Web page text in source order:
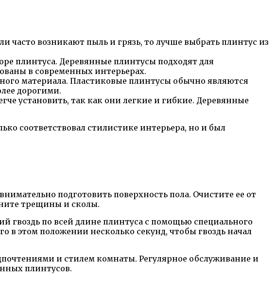
часто возникают пыль и грязь, то лучше выбрать плинтус из
плинтуса. Деревянные плинтусы подходят для
в современных интерьерах.
материала. Пластиковые плинтусы обычно являются
дорогими.
установить, так как они легкие и гибкие. Деревянные
соответствовал стилистике интерьера, но и был
подготовить поверхность пола. Очистите ее от
трещины и сколы.
гвоздь по всей длине плинтуса с помощью специального
в этом положении несколько секунд, чтобы гвоздь начал
и стилем комнаты. Регулярное обслуживание и
плинтусов.